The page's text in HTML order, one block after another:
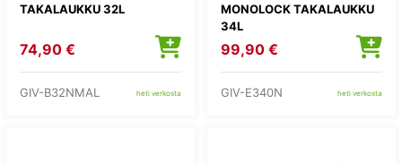
TAKALAUKKU 32L
74,90 €
GIV-B32NMAL heti verkosta
MONOLOCK TAKALAUKKU
34L
99,90 €
GIV-E340N heti verkosta